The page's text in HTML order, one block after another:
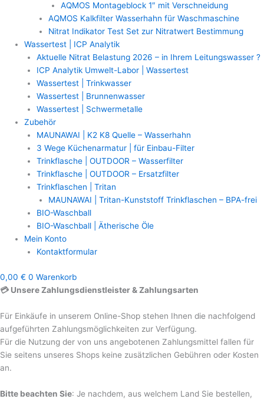
AQMOS Montageblock 1″ mit Verschneidung
AQMOS Kalkfilter Wasserhahn für Waschmaschine
Nitrat Indikator Test Set zur Nitratwert Bestimmung
Wassertest | ICP Analytik
Aktuelle Nitrat Belastung 2026 – in Ihrem Leitungswasser ?
ICP Analytik Umwelt-Labor | Wassertest
Wassertest | Trinkwasser
Wassertest | Brunnenwasser
Wassertest | Schwermetalle
Zubehör
MAUNAWAI | K2 K8 Quelle – Wasserhahn
3 Wege Küchenarmatur | für Einbau-Filter
Trinkflasche | OUTDOOR – Wasserfilter
Trinkflasche | OUTDOOR – Ersatzfilter
Trinkflaschen | Tritan
MAUNAWAI | Tritan-Kunststoff Trinkflaschen – BPA-frei
BIO-Waschball
BIO-Waschball | Ätherische Öle
Mein Konto
Kontaktformular
0,00 € 0 Warenkorb
💳 Unsere Zahlungsdienstleister & Zahlungsarten
Für Einkäufe in unserem Online-Shop stehen Ihnen die nachfolgend
aufgeführten Zahlungsmöglichkeiten zur Verfügung.
Für die Nutzung der von uns angebotenen Zahlungsmittel fallen für
Sie seitens unseres Shops keine zusätzlichen Gebühren oder Kosten
an.
Bitte beachten Sie: Je nachdem, aus welchem Land Sie bestellen,